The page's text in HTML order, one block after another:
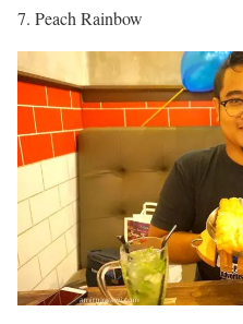
Peach Rainbow​